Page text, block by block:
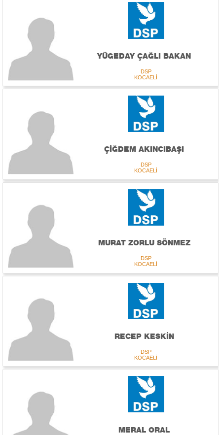
YÜGEDAY ÇAĞLI BAKAN
DSP
KOCAELİ
ÇİĞDEM AKINCIBAŞI
DSP
KOCAELİ
MURAT ZORLU SÖNMEZ
DSP
KOCAELİ
RECEP KESKİN
DSP
KOCAELİ
MERAL ORAL